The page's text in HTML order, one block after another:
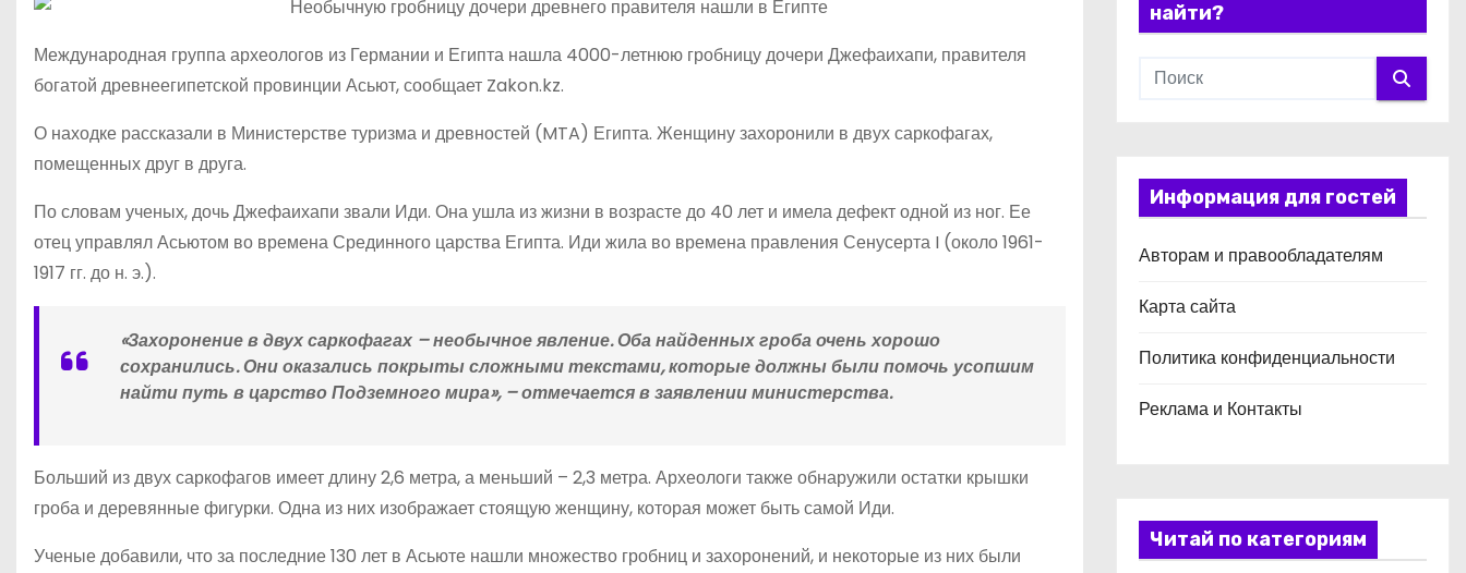
Международная группа археологов из Германии и Египта нашла 4000-летнюю гробницу дочери Джефаихапи, правителя
богатой древнеегипетской провинции Асьют, сообщает Zakon.kz.
О находке рассказали в Министерстве туризма и древностей (MTA) Египта. Женщину захоронили в двух саркофагах,
помещенных друг в друга.
По словам ученых, дочь Джефаихапи звали Иди. Она ушла из жизни в возрасте до 40 лет и имела дефект одной из ног. Ее
отец управлял Асьютом во времена Срединного царства Египта. Иди жила во времена правления Сенусерта I (около 1961-
1917 гг. до н. э.).
«Захоронение в двух саркофагах – необычное явление. Оба найденных гроба очень хорошо
сохранились. Они оказались покрыты сложными текстами, которые должны были помочь усопшим
найти путь в царство Подземного мира», – отмечается в заявлении министерства.
Больший из двух саркофагов имеет длину 2,6 метра, а меньший – 2,3 метра. Археологи также обнаружили остатки крышки
гроба и деревянные фигурки. Одна из них изображает стоящую женщину, которая может быть самой Иди.
Ученые добавили, что за последние 130 лет в Асьюте нашли множество гробниц и захоронений, и некоторые из них были
найти?
Информация для гостей
Авторам и правообладателям
Карта сайта
Политика конфиденциальности
Реклама и Контакты
Читай по категориям